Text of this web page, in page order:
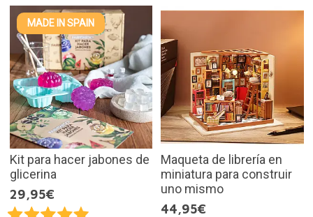
MADE IN SPAIN
Kit para hacer jabones de
glicerina
29,95€
Maqueta de librería en
miniatura para construir
uno mismo
44,95€